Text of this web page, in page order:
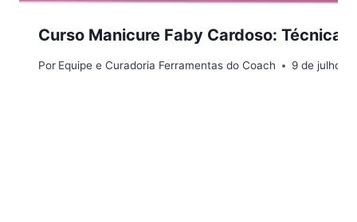
Curso Manicure Faby Cardoso:
Por Equipe e Curadoria Ferramentas do Coach 9 de julho